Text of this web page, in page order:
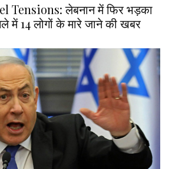
Tensions: लेबनान में फिर भड़का
में 14 लोगों के मारे जाने की खबर